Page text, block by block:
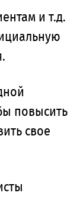
и т.д.
повысить
свое